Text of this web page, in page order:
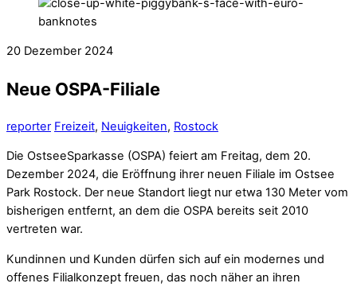
20 Dezember 2024
Neue OSPA-Filiale
reporter Freizeit, Neuigkeiten, Rostock
Die OstseeSparkasse (OSPA) feiert am Freitag, dem 20.
Dezember 2024, die Eröffnung ihrer neuen Filiale im Ostsee
Park Rostock. Der neue Standort liegt nur etwa 130 Meter vom
bisherigen entfernt, an dem die OSPA bereits seit 2010
vertreten war.
Kundinnen und Kunden dürfen sich auf ein modernes und
offenes Filialkonzept freuen, das noch näher an ihren